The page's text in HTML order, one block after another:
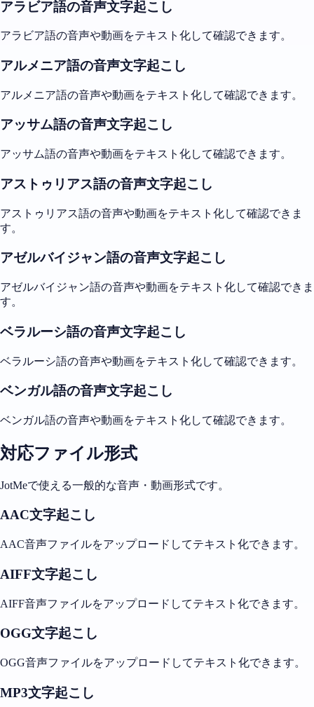
アラビア語の音声文字起こし
アラビア語の音声や動画をテキスト化して確認できます。
アルメニア語の音声文字起こし
アルメニア語の音声や動画をテキスト化して確認できます。
アッサム語の音声文字起こし
アッサム語の音声や動画をテキスト化して確認できます。
アストゥリアス語の音声文字起こし
アストゥリアス語の音声や動画をテキスト化して確認できま
す。
アゼルバイジャン語の音声文字起こし
アゼルバイジャン語の音声や動画をテキスト化して確認できま
す。
ベラルーシ語の音声文字起こし
ベラルーシ語の音声や動画をテキスト化して確認できます。
ベンガル語の音声文字起こし
ベンガル語の音声や動画をテキスト化して確認できます。
対応ファイル形式
JotMeで使える一般的な音声・動画形式です。
AAC文字起こし
AAC音声ファイルをアップロードしてテキスト化できます。
AIFF文字起こし
AIFF音声ファイルをアップロードしてテキスト化できます。
OGG文字起こし
OGG音声ファイルをアップロードしてテキスト化できます。
MP3文字起こし